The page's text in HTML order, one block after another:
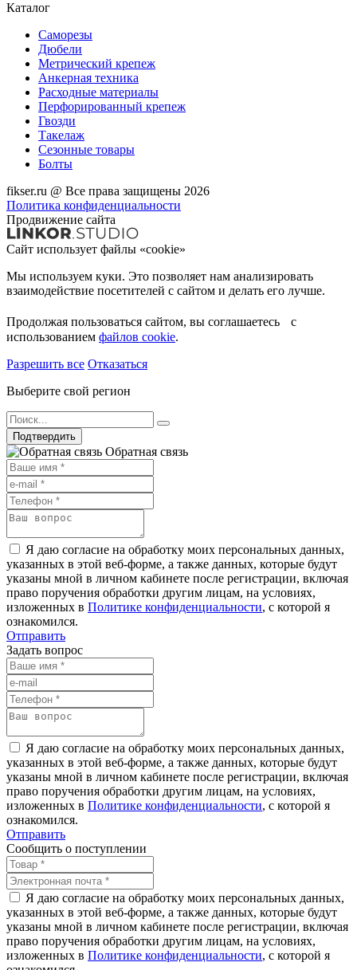
Каталог
Саморезы
Дюбели
Метрический крепеж
Анкерная техника
Расходные материалы
Перфорированный крепеж
Гвозди
Такелаж
Сезонные товары
Болты
fikser.ru @ Все права защищены 2026
Политика конфиденциальности
Продвижение сайта
Сайт использует файлы «cookie»
Мы используем куки. Это позволяет нам анализировать
взаимодействие посетителей с сайтом и делать его лучше.
Продолжая пользоваться сайтом, вы соглашаетесь с
использованием файлов cookie.
Разрешить все Отказаться
Выберите свой регион
Подтвердить
Обратная связь
Я даю согласие на обработку моих персональных данных,
указанных в этой веб-форме, а также данных, которые будут
указаны мной в личном кабинете после регистрации, включая
право поручения обработки другим лицам, на условиях,
изложенных в Политике конфиденциальности, с которой я
ознакомился.
Отправить
Задать вопрос
Я даю согласие на обработку моих персональных данных,
указанных в этой веб-форме, а также данных, которые будут
указаны мной в личном кабинете после регистрации, включая
право поручения обработки другим лицам, на условиях,
изложенных в Политике конфиденциальности, с которой я
ознакомился.
Отправить
Сообщить о поступлении
Я даю согласие на обработку моих персональных данных,
указанных в этой веб-форме, а также данных, которые будут
указаны мной в личном кабинете после регистрации, включая
право поручения обработки другим лицам, на условиях,
изложенных в Политике конфиденциальности, с которой я